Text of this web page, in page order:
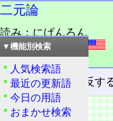
二元論
読み：にげんろん
外語：dualism
品詞：名詞
ものごとを、相反す
概要
▼機能別検索
人気検索語
最近の更新語
今日の用語
おまかせ検索